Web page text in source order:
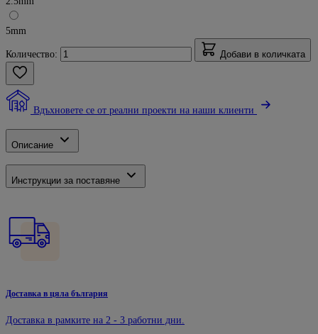
5mm
Количество: Добави в количката
Вдъхновете се от реални проекти на наши клиенти
Описание
Инструкции за поставяне
Доставка в цяла българия
Доставка в рамките на 2 - 3 работни дни.